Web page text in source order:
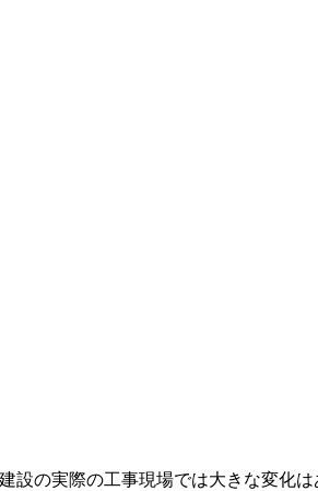
の実際の工事現場では大きな変化は